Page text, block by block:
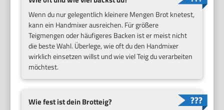
Wenn du nur gelegentlich kleinere Mengen Brot knetest,
kann ein Handmixer ausreichen. Für größere
Teigmengen oder häufigeres Backen ist er meist nicht
die beste Wahl. Überlege, wie oft du den Handmixer
wirklich einsetzen willst und wie viel Teig du verarbeiten
möchtest.
Wie fest ist dein Brotteig?